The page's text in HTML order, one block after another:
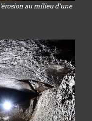
au milieu d'une